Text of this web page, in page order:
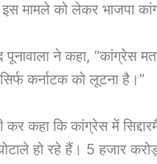
मामले को लेकर भाजपा
पूनावाला ने कहा, ”कांग्रेस
सिर्फ कर्नाटक को लूटना है।”
कर कहा कि कांग्रेस में
हो रहे हैं। 5 हजार